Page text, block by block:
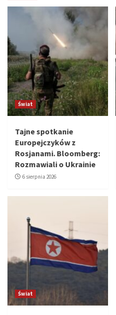
Świat
Tajne spotkanie
Europejczyków z
Rosjanami. Bloomberg:
Rozmawiali o Ukrainie
6 sierpnia 2026
Świat